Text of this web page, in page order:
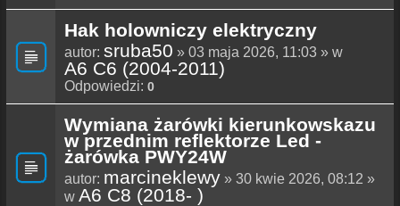
Hak holowniczy elektryczny
autor: sruba50 » 03 maja 2026, 11:03 » w
A6 C6 (2004-2011)
Odpowiedzi: 0
Wymiana żarówki kierunkowskazu
w przednim reflektorze Led -
żarówka PWY24W
autor: marcineklewy » 30 kwie 2026, 08:12 »
w A6 C8 (2018- )